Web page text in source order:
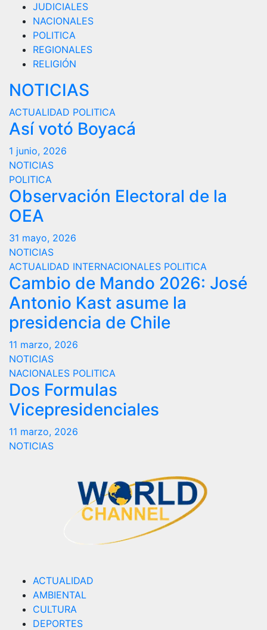
JUDICIALES
NACIONALES
POLITICA
REGIONALES
RELIGIÓN
NOTICIAS
ACTUALIDAD POLITICA
Así votó Boyacá
1 junio, 2026
NOTICIAS
POLITICA
Observación Electoral de la
OEA
31 mayo, 2026
NOTICIAS
ACTUALIDAD INTERNACIONALES POLITICA
Cambio de Mando 2026: José
Antonio Kast asume la
presidencia de Chile
11 marzo, 2026
NOTICIAS
NACIONALES POLITICA
Dos Formulas
Vicepresidenciales
11 marzo, 2026
NOTICIAS
ACTUALIDAD
AMBIENTAL
CULTURA
DEPORTES